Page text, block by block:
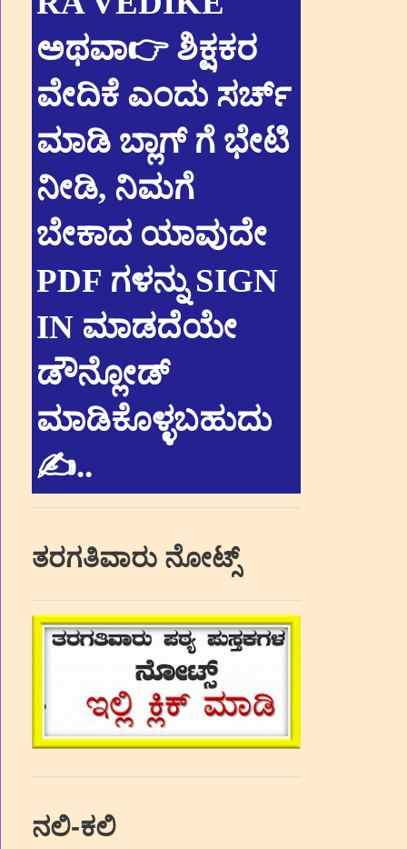
ಅಥವಾ👉 ಶಿಕ್ಷಕರ
ವೇದಿಕೆ ಎಂದು ಸರ್ಚ್
ಮಾಡಿ ಬ್ಲಾಗ್ ಗೆ ಭೇಟಿ
ನೀಡಿ, ನಿಮಗೆ
ಬೇಕಾದ ಯಾವುದೇ
PDF ಗಳನ್ನು SIGN
IN ಮಾಡದೆಯೇ
ಡೌನ್ಲೋಡ್
ಮಾಡಿಕೊಳ್ಳಬಹುದು
✍..
ತರಗತಿವಾರು ನೋಟ್ಸ್
ನಲಿ-ಕಲಿ